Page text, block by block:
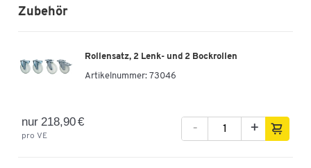
Zubehör
Rollensatz, 2 Lenk- und 2 Bockrollen
Artikelnummer: 73046
nur 218,90 €
pro VE
- +